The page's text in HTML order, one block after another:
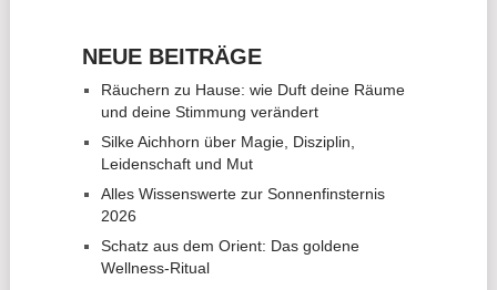
NEUE BEITRÄGE
Räuchern zu Hause: wie Duft deine Räume
und deine Stimmung verändert
Silke Aichhorn über Magie, Disziplin,
Leidenschaft und Mut
Alles Wissenswerte zur Sonnenfinsternis
2026
Schatz aus dem Orient: Das goldene
Wellness-Ritual